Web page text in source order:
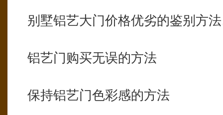
别墅铝艺大门价格优劣的鉴别方
铝艺门购买无误的方法
保持铝艺门色彩感的方法